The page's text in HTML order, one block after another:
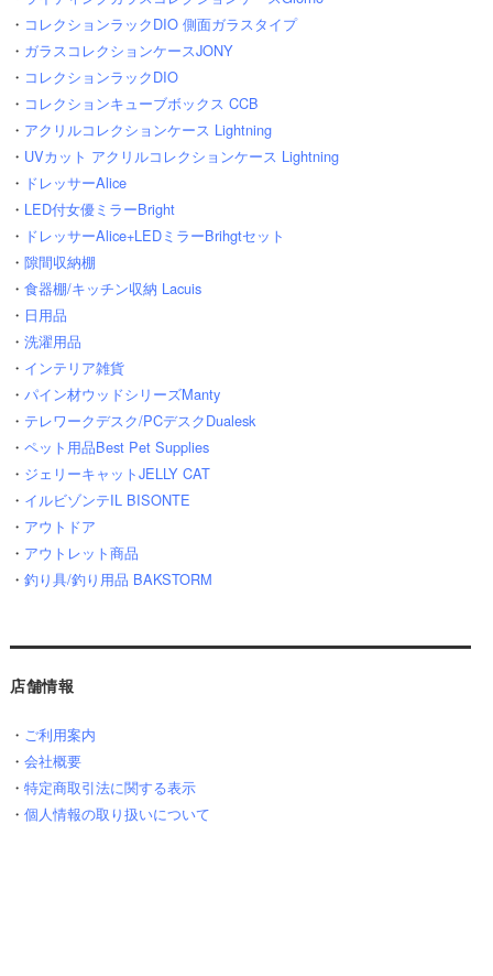
・ コレクションラックDIO 側面ガラスタイプ
・ ガラスコレクションケースJONY
・ コレクションラックDIO
・ コレクションキューブボックス CCB
・ アクリルコレクションケース Lightning
・ UVカット アクリルコレクションケース Lightning
・ ドレッサーAlice
・ LED付女優ミラーBright
・ ドレッサーAlice+LEDミラーBrihgtセット
・ 隙間収納棚
・ 食器棚/キッチン収納 Lacuis
・ 日用品
・ 洗濯用品
・ インテリア雑貨
・ パイン材ウッドシリーズManty
・ テレワークデスク/PCデスクDualesk
・ ペット用品Best Pet Supplies
・ ジェリーキャットJELLY CAT
・ イルビゾンテIL BISONTE
・ アウトドア
・ アウトレット商品
・ 釣り具/釣り用品 BAKSTORM
店舗情報
・ ご利用案内
・ 会社概要
・ 特定商取引法に関する表示
・ 個人情報の取り扱いについて